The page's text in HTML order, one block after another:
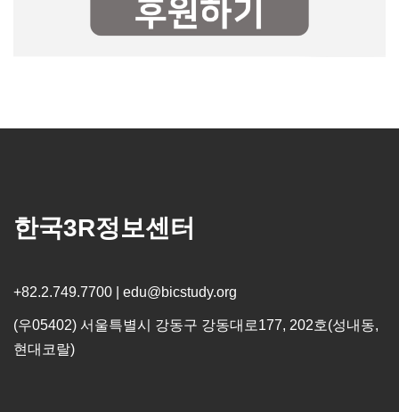
한국3R정보센터
+82.2.749.7700 | edu@bicstudy.org
(우05402) 서울특별시 강동구 강동대로177, 202호(성내동,
현대코랄)